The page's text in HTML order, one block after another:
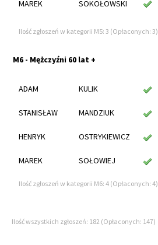
MAREK SOKOŁOWSKI
Ilość zgłoszeń w kategorii M5: 3 (Opłaconych: 3)
M6 - Mężczyźni 60 lat +
ADAM KULIK
STANISŁAW MANDZIUK
HENRYK OSTRYKIEWICZ
MAREK SOŁOWIEJ
Ilość zgłoszeń w kategorii M6: 4 (Opłaconych: 4)
Ilość wszystkich zgłoszeń: 182 (Opłaconych: 147)